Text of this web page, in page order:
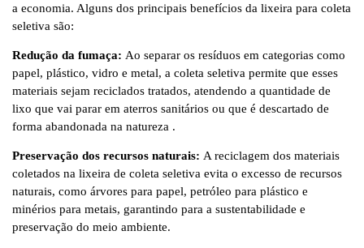
a economia. Alguns dos principais benefícios da lixeira para coleta
seletiva são:
Redução da fumaça: Ao separar os resíduos em categorias como
papel, plástico, vidro e metal, a coleta seletiva permite que esses
materiais sejam reciclados tratados, atendendo a quantidade de
lixo que vai parar em aterros sanitários ou que é descartado de
forma abandonada na natureza .
Preservação dos recursos naturais: A reciclagem dos materiais
coletados na lixeira de coleta seletiva evita o excesso de recursos
naturais, como árvores para papel, petróleo para plástico e
minérios para metais, garantindo para a sustentabilidade e
preservação do meio ambiente.